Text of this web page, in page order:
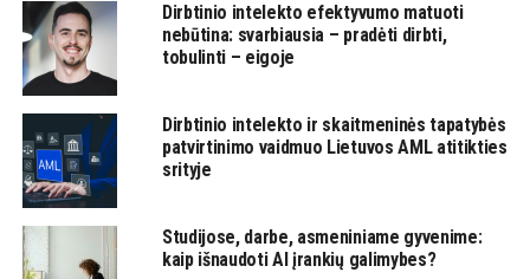
Dirbtinio intelekto efektyvumo matuoti
nebūtina: svarbiausia – pradėti dirbti,
tobulinti – eigoje
Dirbtinio intelekto ir skaitmeninės tapatybės
patvirtinimo vaidmuo Lietuvos AML atitikties
srityje
Studijose, darbe, asmeniniame gyvenime:
kaip išnaudoti AI įrankių galimybes?